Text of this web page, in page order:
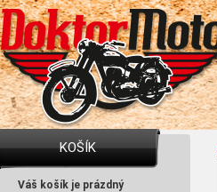
KOŠÍK
Váš košík je prázdný